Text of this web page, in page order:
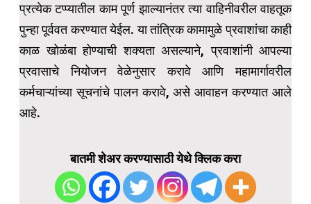
प्रत्येक टप्प्यातील काम पूर्ण झाल्यानंतर त्या वाहिनीवरील वाहतूक
पुन्हा पूर्ववत करण्यात येईल. या तांत्रिक कामामुळे प्रवाशांचा काही
काळ खोळंबा होण्याची शक्यता असल्याने, प्रवाशांनी आपल्या
प्रवासाचे नियोजन वेळेनुसार करावे आणि महामार्गावरील
कर्मचाऱ्यांच्या सूचनांचे पालन करावे, असे आवाहन करण्यात आले
आहे.
बातमी शेअर करण्यासाठी येथे क्लिक करा